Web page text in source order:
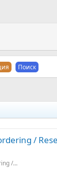
Поиск
/
/...